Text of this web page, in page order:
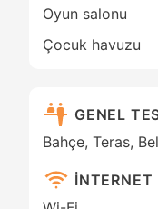
Oyun salonu
Çocuk havuzu
GENEL
Bahçe, Teras,
İNTERNET